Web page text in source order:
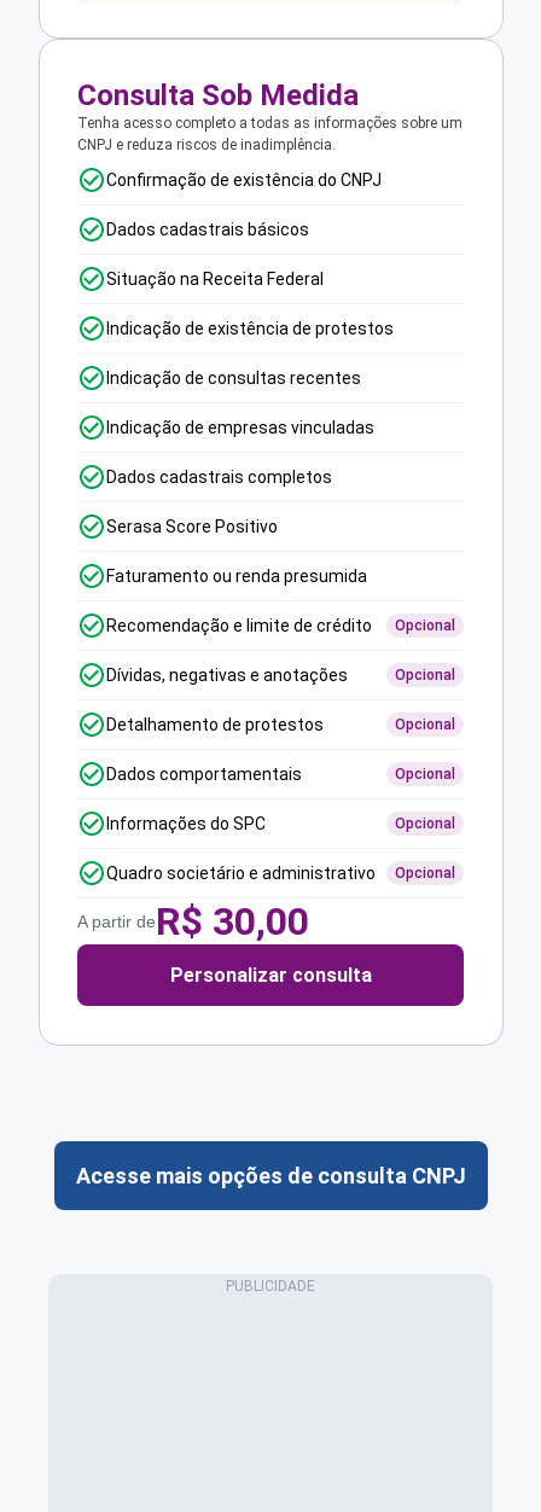
Consulta Sob Medida
Tenha acesso completo a todas as informações sobre um
CNPJ e reduza riscos de inadimplência.
Confirmação de existência do CNPJ
Dados cadastrais básicos
Situação na Receita Federal
Indicação de existência de protestos
Indicação de consultas recentes
Indicação de empresas vinculadas
Dados cadastrais completos
Serasa Score Positivo
Faturamento ou renda presumida
Recomendação e limite de crédito Opcional
Dívidas, negativas e anotações Opcional
Detalhamento de protestos Opcional
Dados comportamentais Opcional
Informações do SPC Opcional
Quadro societário e administrativo Opcional
A partir deR$ 30,00
Personalizar consulta
Acesse mais opções de consulta CNPJ